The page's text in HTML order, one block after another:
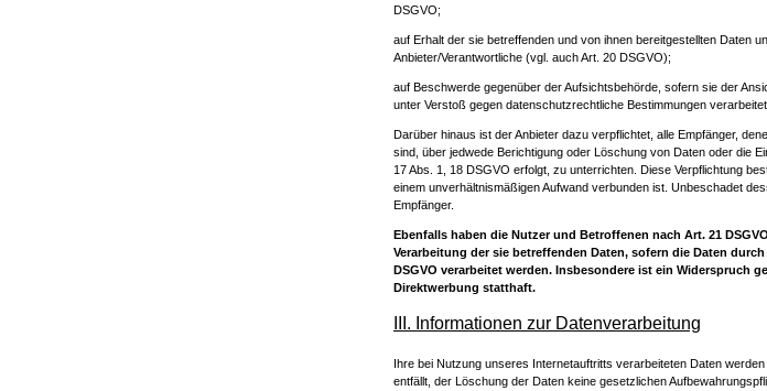
DSGVO;
auf Erhalt der sie betreffenden und von ihnen bereitgestellten Daten
Anbieter/Verantwortliche (vgl. auch Art. 20 DSGVO);
auf Beschwerde gegenüber der Aufsichtsbehörde, sofern sie der
unter Verstoß gegen datenschutzrechtliche Bestimmungen
Darüber hinaus ist der Anbieter dazu verpflichtet, alle Empfänger,
sind, über jedwede Berichtigung oder Löschung von Daten oder die
17 Abs. 1, 18 DSGVO erfolgt, zu unterrichten. Diese Verpflichtung
einem unverhältnismäßigen Aufwand verbunden ist. Unbeschadet
Empfänger.
Ebenfalls haben die Nutzer und Betroffenen nach Art. 21
Verarbeitung der sie betreffenden Daten, sofern die Daten
DSGVO verarbeitet werden. Insbesondere ist ein Widerspruch
Direktwerbung statthaft.
III. Informationen zur Datenverarbeitung
Ihre bei Nutzung unseres Internetauftritts verarbeiteten Daten
entfällt, der Löschung der Daten keine gesetzlichen